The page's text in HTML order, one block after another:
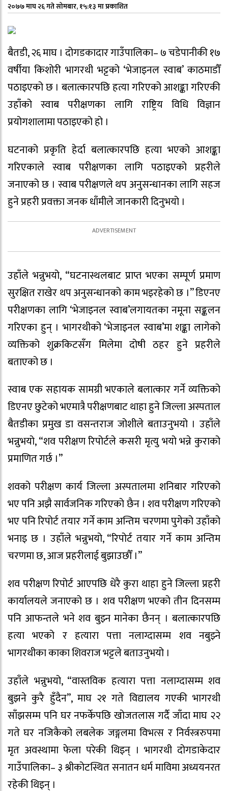
२०७७ माघ २६ गते सोमबार, १५:१३ मा प्रकाशित
बैतडी, २६ माघ । दोगडकादार गाउँपालिका– ७ चडेपानीकी १७
वर्षीया किशोरी भागरथी भट्टको ‘भेजाइनल स्वाब’ काठमाडौँ
पठाइएको छ । बलात्कारपछि हत्या गरिएको आशङ्का गरिएकी
उहाँको स्वाब परीक्षणका लागि राष्ट्रिय विधि विज्ञान
प्रयोगशालामा पठाइएको हो ।
घटनाको प्रकृति हेर्दा बलात्कारपछि हत्या भएको आशङ्का
गरिएकाले स्वाब परीक्षणका लागि पठाइएको प्रहरीले
जनाएको छ । स्वाब परीक्षणले थप अनुसन्धानका लागि सहज
हुने प्रहरी प्रवक्ता जनक धाँमीले जानकारी दिनुभयो ।
उहाँले भन्नुभयो, “घटनास्थलबाट प्राप्त भएका सम्पूर्ण प्रमाण
सुरक्षित राखेर थप अनुसन्धानको काम भइरहेको छ ।” डिएनए
परीक्षणका लागि ‘भेजाइनल स्वाब’लगायतका नमूना सङ्कलन
गरिएका हुन् । भागरथीको ‘भेजाइनल स्वाब’मा शङ्का लागेको
व्यक्तिको शुक्रकिटसँग मिलेमा दोषी ठहर हुने प्रहरीले
बताएको छ ।
स्वाब एक सहायक सामग्री भएकाले बलात्कार गर्ने व्यक्तिको
डिएनए छुटेको भएमात्रै परीक्षणबाट थाहा हुने जिल्ला अस्पताल
बैतडीका प्रमुख डा वसन्तराज जोशीले बताउनुभयो । उहाँले
भन्नुभयो, “शव परीक्षण रिपोर्टले कसरी मृत्यु भयो भन्ने कुराको
प्रमाणित गर्छ ।”
शवको परीक्षण कार्य जिल्ला अस्पतालमा शनिबार गरिएको
भए पनि अझै सार्वजनिक गरिएको छैन । शव परीक्षण गरिएको
भए पनि रिपोर्ट तयार गर्ने काम अन्तिम चरणमा पुगेको उहाँको
भनाइ छ । उहाँले भन्नुभयो, “रिपोर्ट तयार गर्ने काम अन्तिम
चरणमा छ, आज प्रहरीलाई बुझाउछौँ ।”
शव परीक्षण रिपोर्ट आएपछि धेरै कुरा थाहा हुने जिल्ला प्रहरी
कार्यालयले जनाएको छ । शव परीक्षण भएको तीन दिनसम्म
पनि आफन्तले भने शव बुझ्न मानेका छैनन् । बलात्कारपछि
हत्या भएको र हत्यारा पत्ता नलाग्दासम्म शव नबुझ्ने
भागरथीका काका शिवराज भट्टले बताउनुभयो ।
उहाँले भन्नुभयो, “वास्तविक हत्यारा पत्ता नलाग्दासम्म शव
बुझने कुरै हुँदैन”, माघ २१ गते विद्यालय गएकी भागरथी
साँझसम्म पनि घर नफर्केपछि खोजतलास गर्दै जाँदा माघ २२
गते घर नजिकैको लबलेक जङ्गलमा विभत्स र निर्वस्त्ररुपमा
मृत अवस्थामा फेला परेकी थिइन् । भागरथी दोगडाकेदार
गाउँपालिका– ३ श्रीकोटस्थित सनातन धर्म माविमा अध्ययनरत
रहेकी थिइन् ।